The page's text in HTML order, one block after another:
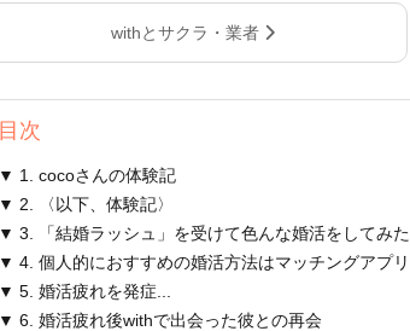
withとサクラ・業者
目次
▼ 1. cocoさんの体験記
▼ 2. 〈以下、体験記〉
▼ 3. 「結婚ラッシュ」を受けて色んな婚活をしてみた
▼ 4. 個人的におすすめの婚活方法はマッチングアプリ
▼ 5. 婚活疲れを発症...
▼ 6. 婚活疲れ後withで出会った彼との再会